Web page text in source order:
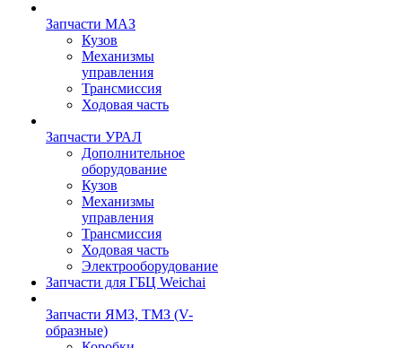
Запчасти МАЗ
Кузов
Механизмы
управления
Трансмиссия
Ходовая часть
Запчасти УРАЛ
Дополнительное
оборудование
Кузов
Механизмы
управления
Трансмиссия
Ходовая часть
Электрооборудование
Запчасти для ГБЦ Weichai
Запчасти ЯМЗ, ТМЗ (V-
образные)